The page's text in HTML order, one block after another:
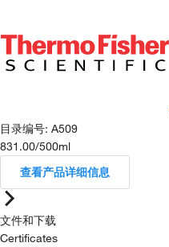
目录编号: A509
831.00/500ml
查看产品详细信息
文件和下载
Certificates